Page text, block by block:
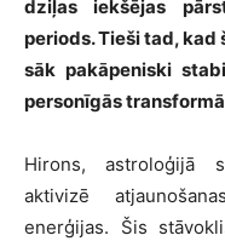
dziļas iekšējas
periods. Tieši tad, kad
sāk pakāpeniski
personīgās
Hirons, astroloģijā
aktivizē
enerģijas. Šis